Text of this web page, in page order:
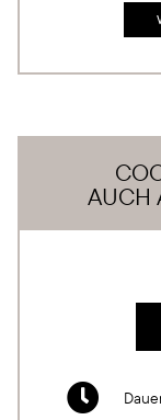
AUCH
